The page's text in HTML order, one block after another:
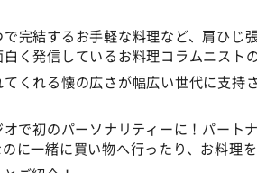
完結するお手軽な料理など、肩ひじ
く発信しているお料理コラムニスト
くれる懐の広さが幅広い世代に支持
で初のパーソナリティーに！パート
に一緒に買い物へ行ったり、お料理